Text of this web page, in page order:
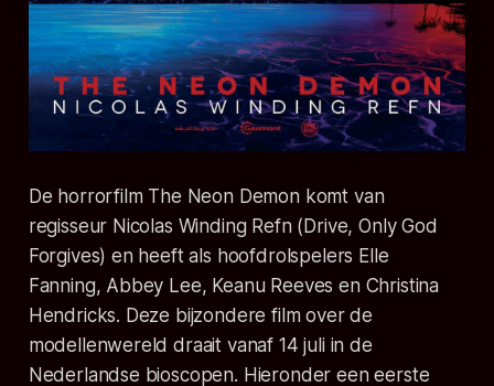
De horrorfilm The Neon Demon komt van
regisseur Nicolas Winding Refn (Drive, Only God
Forgives) en heeft als hoofdrolspelers Elle
Fanning, Abbey Lee, Keanu Reeves en Christina
Hendricks. Deze bijzondere film over de
modellenwereld draait vanaf 14 juli in de
Nederlandse bioscopen. Hieronder een eerste